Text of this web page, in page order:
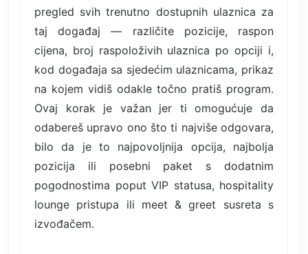
pregled svih trenutno dostupnih ulaznica za
taj događaj — različite pozicije, raspon
cijena, broj raspoloživih ulaznica po opciji i,
kod događaja sa sjedećim ulaznicama, prikaz
na kojem vidiš odakle točno pratiš program.
Ovaj korak je važan jer ti omogućuje da
odabereš upravo ono što ti najviše odgovara,
bilo da je to najpovoljnija opcija, najbolja
pozicija ili posebni paket s dodatnim
pogodnostima poput VIP statusa, hospitality
lounge pristupa ili meet & greet susreta s
izvođačem.